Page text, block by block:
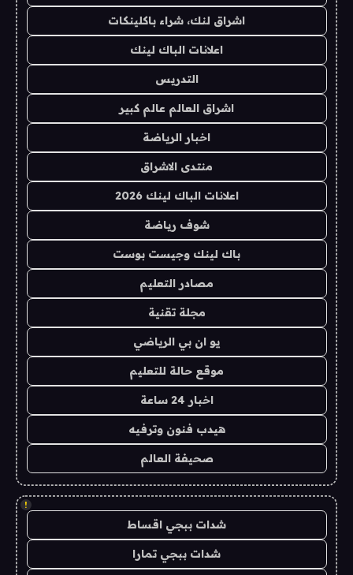
اشراق لنك، شراء باكلينكات
اعلانات الباك لينك
التدريس
اشراق العالم عالم كبير
اخبار الرياضة
منتدى الاشراق
اعلانات الباك لينك 2026
شوف رياضة
باك لينك وجيست بوست
مصادر التعليم
مجلة تقنية
يو ان بي الرياضي
موقع حالة للتعليم
اخبار 24 ساعة
هيدب فنون وترفيه
صحيفة العالم
!
شدات ببجي اقساط
شدات ببجي تمارا